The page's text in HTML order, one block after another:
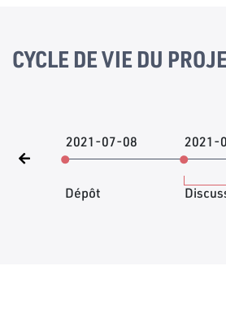
CYCLE DE VIE DU
2021-07-08
Dépôt
2021-